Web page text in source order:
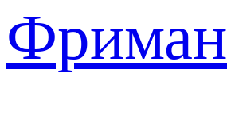
Фриман